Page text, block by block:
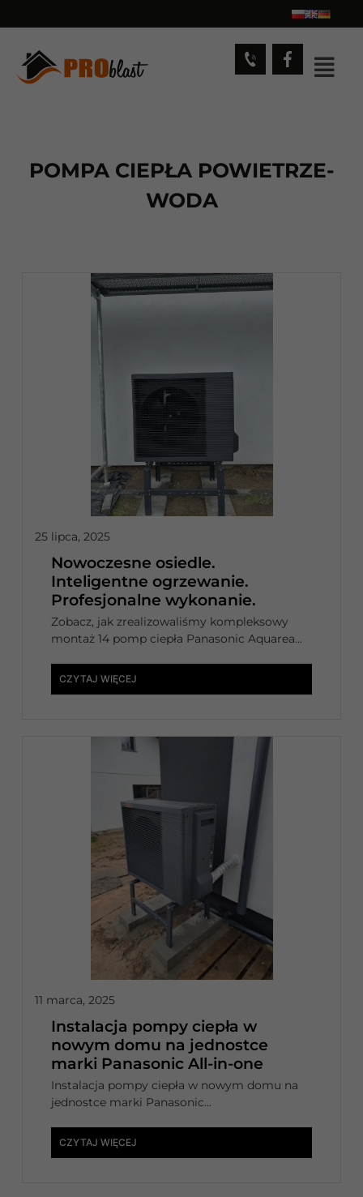
POMPA CIEPŁA POWIETRZE-
WODA
Nowoczesne osiedle.
Inteligentne ogrzewanie.
Profesjonalne wykonanie.
Zobacz, jak zrealizowaliśmy kompleksowy
montaż 14 pomp ciepła Panasonic Aquarea...
CZYTAJ WIĘCEJ
25 lipca, 2025
Instalacja pompy ciepła w
nowym domu na jednostce
marki Panasonic All-in-one
Instalacja pompy ciepła w nowym domu na
jednostce marki Panasonic...
CZYTAJ WIĘCEJ
11 marca, 2025